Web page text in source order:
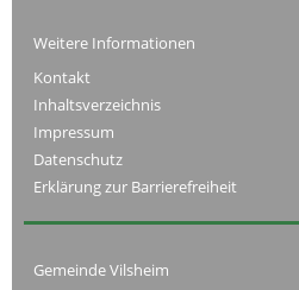
Weitere Informationen
Kontakt
Inhaltsverzeichnis
Impressum
Datenschutz
Erklärung zur Barrierefreiheit
Gemeinde Vilsheim